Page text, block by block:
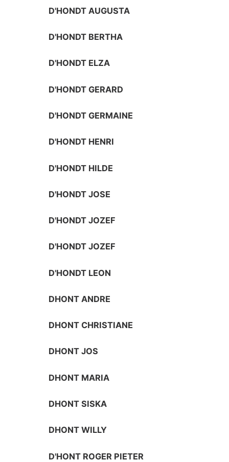
D'HONDT AUGUSTA
D'HONDT BERTHA
D'HONDT ELZA
D'HONDT GERARD
D'HONDT GERMAINE
D'HONDT HENRI
D'HONDT HILDE
D'HONDT JOSE
D'HONDT JOZEF
D'HONDT JOZEF
D'HONDT LEON
DHONT ANDRE
DHONT CHRISTIANE
DHONT JOS
DHONT MARIA
DHONT SISKA
DHONT WILLY
D'HONT ROGER PIETER